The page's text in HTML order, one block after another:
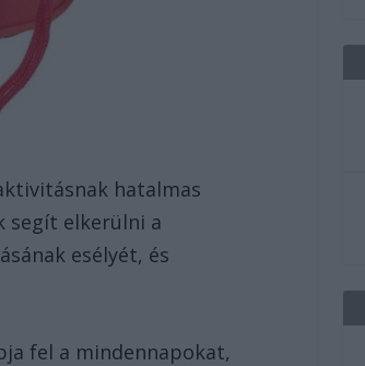
hatalmas
segít elkerülni a
esélyét, és
fel a mindennapokat,